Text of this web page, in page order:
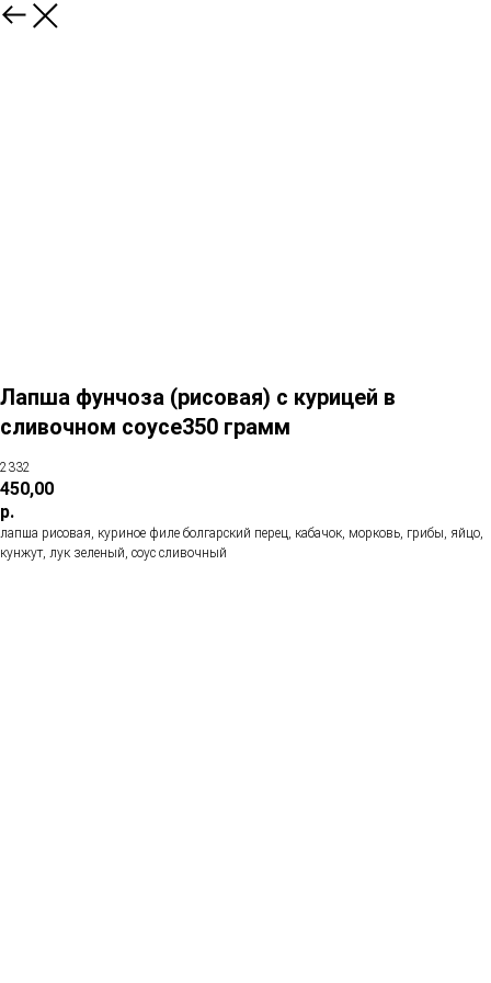
Лапша фунчоза (рисовая) с курицей в
сливочном соусе350 грамм
2332
450,00
р.
лапша рисовая, куриное филе болгарский перец, кабачок, морковь, грибы, яйцо,
кунжут, лук зеленый, соус сливочный